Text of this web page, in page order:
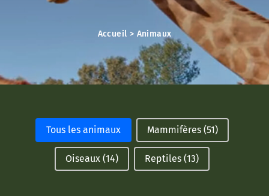
Accueil > Animaux
Facettes famille animaux
Tous les animaux Mammifères (51)
Oiseaux (14) Reptiles (13)